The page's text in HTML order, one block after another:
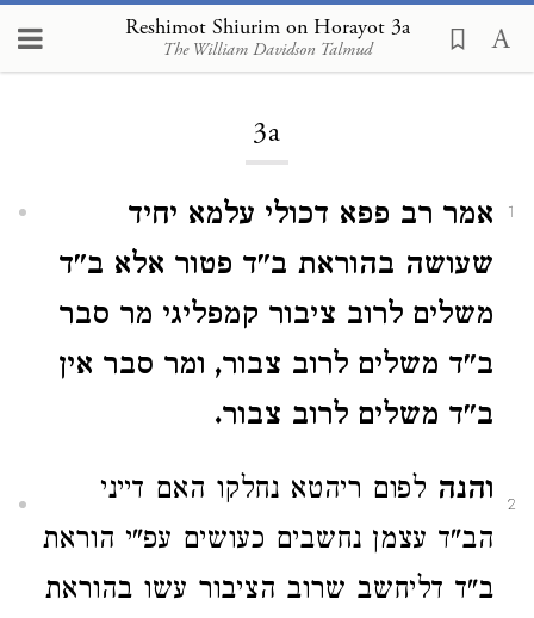
Reshimot Shiurim on Horayot 3a
The William Davidson Talmud
Loading...
3a
1
אמר רב פפא דכולי עלמא יחיד
שעושה בהוראת ב"ד פטור אלא ב"ד
משלים לרוב ציבור קמפליגי מר סבר
ב"ד משלים לרוב צבור, ומר סבר אין
ב"ד משלים לרוב צבור.
2 והנה לפום ריהטא נחלקו האם דייני
הב"ד עצמן נחשבים כעושים עפ"י הוראת
ב"ד דליחשב שרוב הציבור עשו בהוראת